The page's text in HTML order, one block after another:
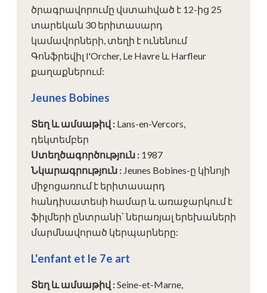
ծրագրավորումը վստահված է 12-ից 25
տարեկան 30 երիտասարդ
կամավորների, տեղի է ունենում
Գոնֆրեվիլ l'Orcher, Le Havre և Harfleur
քաղաքներում:
Jeunes Bobines
Տեղ և ամսաթիվ : Lans-en-Vercors,
դեկտեմբեր
Ստեղծագործություն : 1987
Նկարագրություն : Jeunes Bobines-ը կինոյի
միջոցառում է երիտասարդ
հանդիսատեսի համար և առաջարկում է
ֆիլմերի ընտրանի՝ ներառյալ երեխաների
մարմնավորած կերպարները:
L'enfant et le 7e art
Տեղ և ամսաթիվ :Seine-et-Marne,